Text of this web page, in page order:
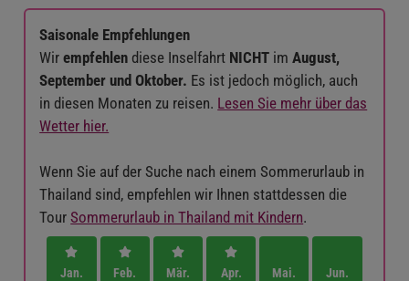
Saisonale Empfehlungen
Wirempfehlen diese Inselfahrt NICHT im August,
September und Oktober. Es ist jedoch möglich, auch
in diesen Monaten zu reisen. Lesen Sie mehr über das
Wetter hier.
Wenn Sie auf der Suche nach einem Sommerurlaub in
Thailand sind, empfehlen wir Ihnen stattdessen die
TourSommerurlaub in Thailand mit Kindern.
Jan. Feb. Mär. Apr. Mai. Jun.